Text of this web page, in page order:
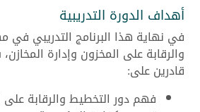
أهداف الدورة التدريبية
في نهاية هذا البرنامج التدريبي في
والرقابة على المخزون وإدارة
قادرين على:
فهم دور التخطيط والرقابة